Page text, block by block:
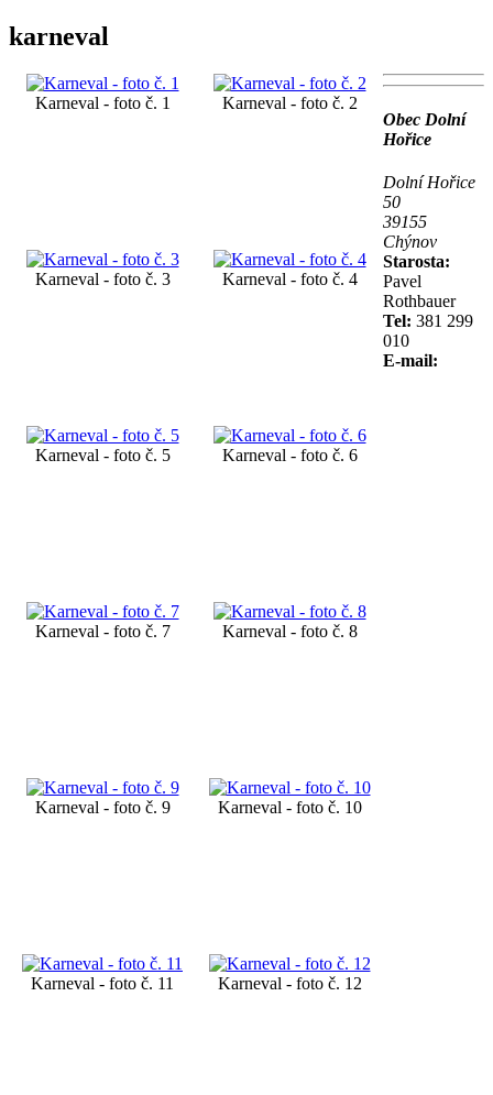
karneval
Karneval - foto č. 1 Karneval - foto č. 2
Karneval - foto č. 3 Karneval - foto č. 4
Karneval - foto č. 5 Karneval - foto č. 6
Karneval - foto č. 7 Karneval - foto č. 8
Karneval - foto č. 9 Karneval - foto č. 10
Karneval - foto č. 11 Karneval - foto č. 12
Obec Dolní
Hořice
Dolní Hořice
50
39155
Chýnov
Starosta:
Pavel
Rothbauer
Tel: 381 299
010
E-mail: